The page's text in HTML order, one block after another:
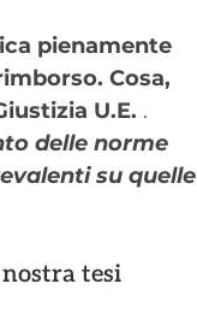
pienamente
Cosa,
U.E. .
delle norme
su quelle
tesi